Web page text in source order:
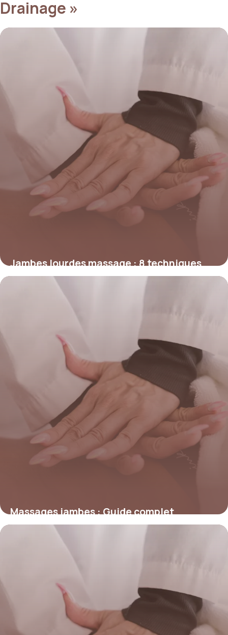
Drainage »
Jambes lourdes massage : 8 techniques
efficaces
Massages jambes : Guide complet
circulation